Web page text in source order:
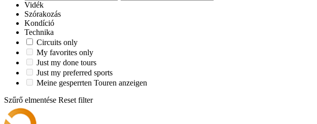
Vidék
Szórakozás
Kondíció
Technika
Circuits only
My favorites only
Just my done tours
Just my preferred sports
Meine gesperrten Touren anzeigen
Szűrő elmentése Reset filter